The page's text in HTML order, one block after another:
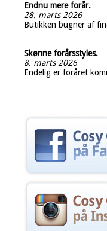
Endnu mere forår.
28. marts 2026
Butikken bugner af
Skønne forårsstyles.
8. marts 2026
Endelig er foråret